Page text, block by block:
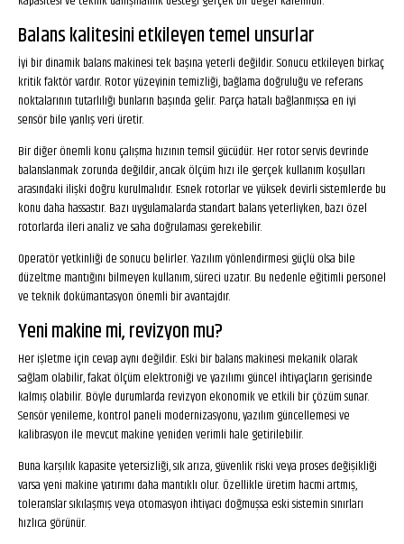
Balans kalitesini etkileyen temel unsurlar
İyi bir dinamik balans makinesi tek başına yeterli değildir. Sonucu etkileyen birkaç
kritik faktör vardır. Rotor yüzeyinin temizliği, bağlama doğruluğu ve referans
noktalarının tutarlılığı bunların başında gelir. Parça hatalı bağlanmışsa en iyi
sensör bile yanlış veri üretir.
Bir diğer önemli konu çalışma hızının temsil gücüdür. Her rotor servis devrinde
balanslanmak zorunda değildir, ancak ölçüm hızı ile gerçek kullanım koşulları
arasındaki ilişki doğru kurulmalıdır. Esnek rotorlar ve yüksek devirli sistemlerde bu
konu daha hassastır. Bazı uygulamalarda standart balans yeterliyken, bazı özel
rotorlarda ileri analiz ve saha doğrulaması gerekebilir.
Operatör yetkinliği de sonucu belirler. Yazılım yönlendirmesi güçlü olsa bile
düzeltme mantığını bilmeyen kullanım, süreci uzatır. Bu nedenle eğitimli personel
ve teknik dokümantasyon önemli bir avantajdır.
Yeni makine mi, revizyon mu?
Her işletme için cevap aynı değildir. Eski bir balans makinesi mekanik olarak
sağlam olabilir, fakat ölçüm elektroniği ve yazılımı güncel ihtiyaçların gerisinde
kalmış olabilir. Böyle durumlarda revizyon ekonomik ve etkili bir çözüm sunar.
Sensör yenileme, kontrol paneli modernizasyonu, yazılım güncellemesi ve
kalibrasyon ile mevcut makine yeniden verimli hale getirilebilir.
Buna karşılık kapasite yetersizliği, sık arıza, güvenlik riski veya proses değişikliği
varsa yeni makine yatırımı daha mantıklı olur. Özellikle üretim hacmi artmış,
toleranslar sıkılaşmış veya otomasyon ihtiyacı doğmuşsa eski sistemin sınırları
hızlıca görünür.